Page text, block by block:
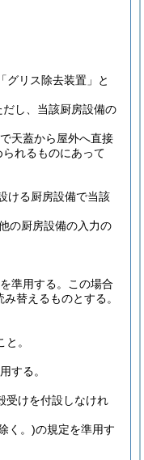
グリス除去装置」と
だし、当該厨房設備の
天蓋から屋外へ直接
れるものにあって
ける厨房設備で当該
の厨房設備の入力の
準用する。
この場合
替えるものとする。
。
する。
受けを付設しなけれ
く。)の規定を準用す